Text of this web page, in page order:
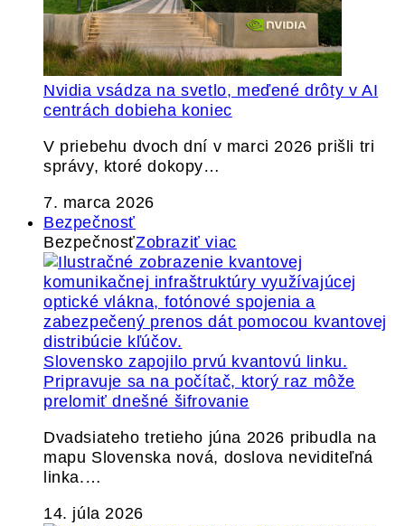
Nvidia vsádza na svetlo, meďené drôty v AI
centrách dobieha koniec
V priebehu dvoch dní v marci 2026 prišli tri
správy, ktoré dokopy…
7. marca 2026
Bezpečnosť
BezpečnosťZobraziť viac
Slovensko zapojilo prvú kvantovú linku.
Pripravuje sa na počítač, ktorý raz môže
prelomiť dnešné šifrovanie
Dvadsiateho tretieho júna 2026 pribudla na
mapu Slovenska nová, doslova neviditeľná
linka.…
14. júla 2026